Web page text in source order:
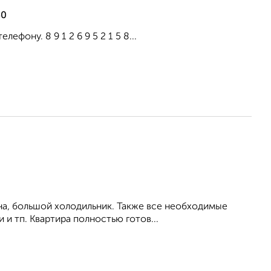
8 9 1 2 6 9 5 2 1 5 8...
большой холодильник. Также все необходимые
и тп. Квартира полностью готов...